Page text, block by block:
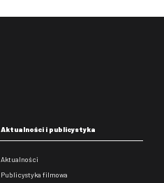
Aktualności i publicystyka
Aktualności
Publicystyka filmowa